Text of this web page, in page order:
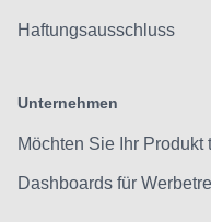
Haftungsausschluss
Unternehmen
Möchten Sie Ihr Produkt
Dashboards für